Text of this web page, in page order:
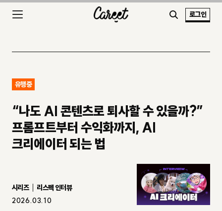
로그인
유행중
“나도 AI 콘텐츠로 퇴사할 수 있을까?”
프롬프트부터 수익화까지, AI
크리에이터 되는 법
시리즈
리스펙 인터뷰
2026.03.10